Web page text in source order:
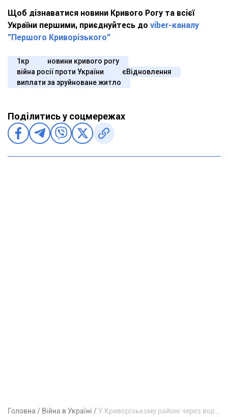
Щоб дізнаватися новини Кривого Рогу та всієї
України першими, приєднуйтесь до viber-каналу
"Першого Криворізького"
1кр
новини кривого рогу
війна росії проти України
єВідновлення
виплати за зруйноване житло
Поділитись у соцмережах
Головна Війна в Україні